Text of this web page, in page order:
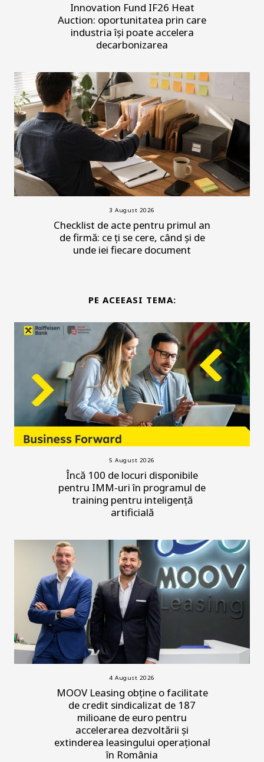
Innovation Fund IF26 Heat
Auction: oportunitatea prin care
industria își poate accelera
decarbonizarea
3 August 2026
Checklist de acte pentru primul an
de firmă: ce ți se cere, când și de
unde iei fiecare document
PE ACEEASI TEMA:
5 August 2026
Încă 100 de locuri disponibile
pentru IMM-uri în programul de
training pentru inteligență
artificială
4 August 2026
MOOV Leasing obține o facilitate
de credit sindicalizat de 187
milioane de euro pentru
accelerarea dezvoltării și
extinderea leasingului operațional
în România